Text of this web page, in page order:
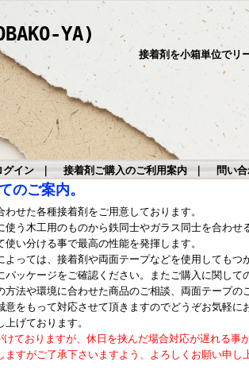
YA)
接着剤を小箱単位でリ
グイン｜ 接着剤ご購入のご利用案内｜ 問い
のご案内。
せた各種接着剤をご用意しております。
使う木工用のものから鉄同士やガラス同士を合わせ
い分ける事で最高の性能を発揮します。
よっては、接着剤や両面テープなどを使用してもつ
パッケージをご確認ください。またご購入に関して
方法や環境に合わせた商品のご相談、両面テープの
意をもって対応させて頂きますのでどうぞお気軽に
げております。
ておりますが、休日を挟んだ場合対応が遅れる事
ますがご了承下さいますよう、よろしくお願い申し